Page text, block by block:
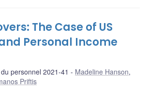
The Case of US
Personal Income
personnel 2021-41 Madeline Hanson,
Priftis